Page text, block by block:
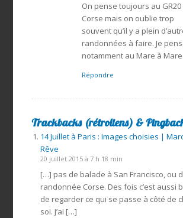
On pense toujours au GR20
Corse mais on oublie trop
souvent qu’il y a plein
randonnées à faire. Je
notamment au Mare à Mare.
Répondre
Trackbacks (rétroliens) &
14 Juillet à Paris : Images choisies |
Rêve
20 juillet 2015 à 7 h 18 min
[…] pas de balade à San Francisco, ou
randonnée Corse. Des fois c’est aussi
de regarder ce qui se passe à côté de
soi. J’ai […]